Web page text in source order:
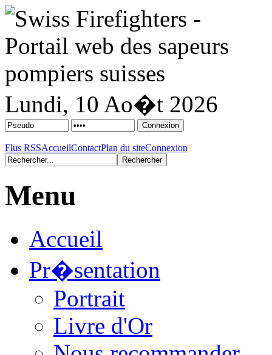
Lundi, 10 Ao�t 2026
Flus RSSAccueilContactPlan du siteConnexion
Menu
Accueil
Pr�sentation
Portrait
Livre d'Or